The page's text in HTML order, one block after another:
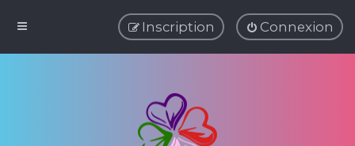
Connexion
Inscription